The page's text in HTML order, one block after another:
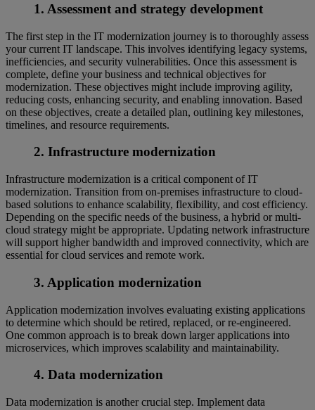
1. Assessment and strategy development
The first step in the IT modernization journey is to thoroughly assess
your current IT landscape. This involves identifying legacy systems,
inefficiencies, and security vulnerabilities. Once this assessment is
complete, define your business and technical objectives for
modernization. These objectives might include improving agility,
reducing costs, enhancing security, and enabling innovation. Based
on these objectives, create a detailed plan, outlining key milestones,
timelines, and resource requirements.
2. Infrastructure modernization
Infrastructure modernization is a critical component of IT
modernization. Transition from on-premises infrastructure to cloud-
based solutions to enhance scalability, flexibility, and cost efficiency.
Depending on the specific needs of the business, a hybrid or multi-
cloud strategy might be appropriate. Updating network infrastructure
will support higher bandwidth and improved connectivity, which are
essential for cloud services and remote work.
3. Application modernization
Application modernization involves evaluating existing applications
to determine which should be retired, replaced, or re-engineered.
One common approach is to break down larger applications into
microservices, which improves scalability and maintainability.
4. Data modernization
Data modernization is another crucial step. Implement data